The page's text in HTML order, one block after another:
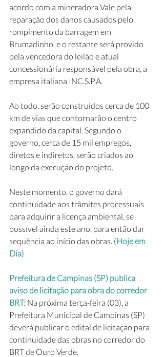
acordo com a mineradora Vale pela
reparação dos danos causados pelo
rompimento da barragem em
Brumadinho, e o restante será provido
pela vencedora do leilão e atual
concessionária responsável pela obra, a
empresa italiana INC.S.P.A.
Ao todo, serão construídos cerca de 100
km de vias que contornarão o centro
expandido da capital. Segundo o
governo, cerca de 15 mil empregos,
diretos e indiretos, serão criados ao
longo da execução do projeto.
Neste momento, o governo dará
continuidade aos trâmites processuais
para adquirir a licença ambiental, se
possível ainda este ano, para então dar
sequência ao início das obras. (Hoje em
Dia)
Prefeitura de Campinas (SP) publica
aviso de licitação para obra do corredor
BRT: Na próxima terça-feira (03), a
Prefeitura Municipal de Campinas (SP)
deverá publicar o edital de licitação para
continuidade das obras no corredor do
BRT de Ouro Verde.